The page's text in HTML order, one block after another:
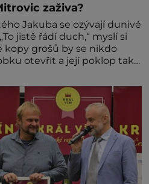
zaživa?
Jakuba se ozývají dunivé
jistě řádí duch,“ myslí si
kopy grošů by se nikdo
otevřít a její poklop tak
ustane. Když o mnoho let